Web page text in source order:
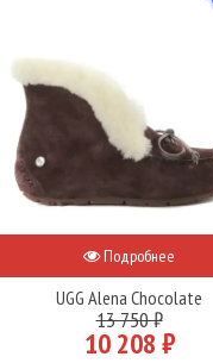
Подробнее
UGG Alena Chocolate
13 750 ₽
10 208 ₽